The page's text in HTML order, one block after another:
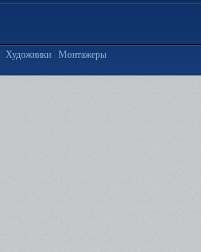
Художники| Монтажеры